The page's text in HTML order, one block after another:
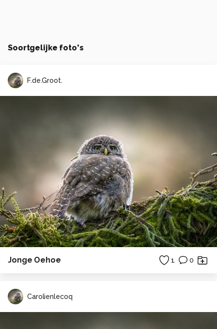
Soortgelijke foto's
F.de.Groot.
Jonge Oehoe 1 0
Carolienlecoq